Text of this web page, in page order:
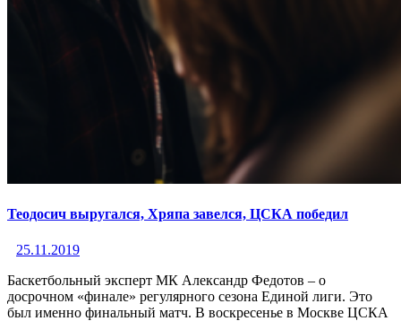
Теодосич выругался, Хряпа завелся, ЦСКА победил
25.11.2019
Баскетбольный эксперт МК Александр Федотов – о
досрочном «финале» регулярного сезона Единой лиги. Это
был именно финальный матч. В воскресенье в Москве ЦСКА